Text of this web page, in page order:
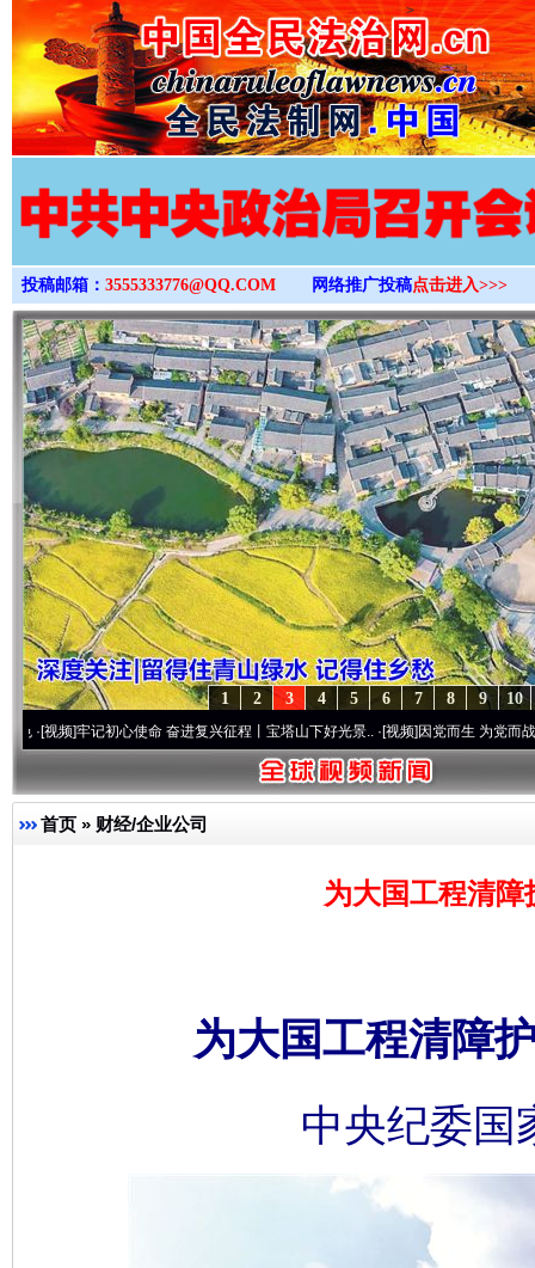
>
投稿邮箱： 3555333776@QQ.COM 网络推广投稿点击进入>>>
10
9
8
7
6
5
4
3
2
1
记初心使命 奋进复兴征程丨宝塔山下好光景..·[视频]因党而生 为党而战——百年“
首页 » 财经/企业公司
为大国工程清
为大国工程清障
中央纪委国